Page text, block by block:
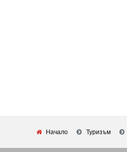
Начало Туризъм